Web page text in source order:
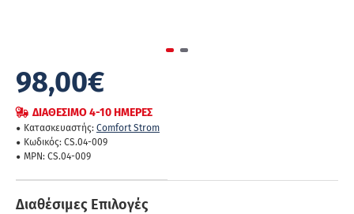
98,00€
ΔΙΑΘΈΣΙΜΟ 4-10 ΗΜΈΡΕΣ
Κατασκευαστής: Comfort Strom
Κωδικός: CS.04-009
MPN: CS.04-009
Διαθέσιμες Επιλογές